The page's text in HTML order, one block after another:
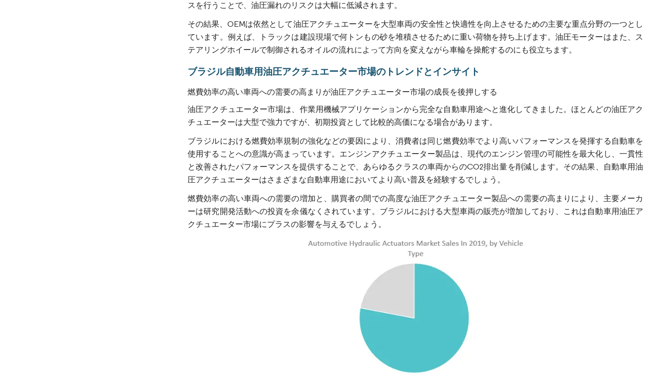
スを行うことで、油圧漏れのリスクは大幅に低減されます。
その結果、OEMは依然として油圧アクチュエーターを大型車両の安全性と快適性を向上させるための主要な重点分野の一つとし
ています。例えば、トラックは建設現場で何トンもの砂を堆積させるために重い荷物を持ち上げます。油圧モーターはまた、ス
テアリングホイールで制御されるオイルの流れによって方向を変えながら車輪を操舵するのにも役立ちます。
ブラジル自動車用油圧アクチュエーター市場のトレンドとインサイト
燃費効率の高い車両への需要の高まりが油圧アクチュエーター市場の成長を後押しする
油圧アクチュエーター市場は、作業用機械アプリケーションから完全な自動車用途へと進化してきました。ほとんどの油圧アク
チュエーターは大型で強力ですが、初期投資として比較的高価になる場合があります。
ブラジルにおける燃費効率規制の強化などの要因により、消費者は同じ燃費効率でより高いパフォーマンスを発揮する自動車を
使用することへの意識が高まっています。エンジンアクチュエーター製品は、現代のエンジン管理の可能性を最大化し、一貫性
と改善されたパフォーマンスを提供することで、あらゆるクラスの車両からのCO2排出量を削減します。その結果、自動車用油
圧アクチュエーターはさまざまな自動車用途においてより高い普及を経験するでしょう。
燃費効率の高い車両への需要の増加と、購買者の間での高度な油圧アクチュエーター製品への需要の高まりにより、主要メーカ
ーは研究開発活動への投資を余儀なくされています。ブラジルにおける大型車両の販売が増加しており、これは自動車用油圧ア
クチュエーター市場にプラスの影響を与えるでしょう。